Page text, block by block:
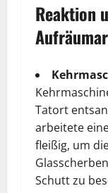
Reaktion
Tatort
arbeitete
fleißig, um
Schutt zu